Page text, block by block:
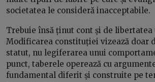
societatea le consideră inacceptabile.
Trebuie însă ținut cont și de libertatea
Modificarea constituției vizează doar
statut, nu legiferarea unui
punct, taberele operează cu
fundamental diferit și construite pe